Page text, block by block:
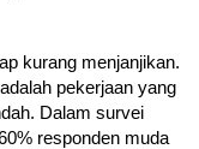
kurang menjanjikan.
pekerjaan yang
Dalam survei
responden muda